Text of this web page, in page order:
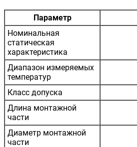
Параметр
Номинальная
статическая
характеристика
Диапазон измеряемых
температур
Класс допуска
Длина монтажной
части
Диаметр монтажной
части